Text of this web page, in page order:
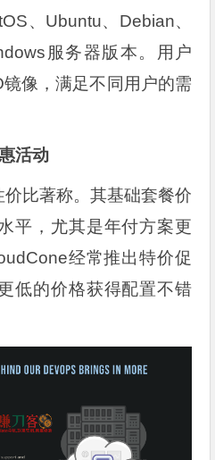
、Ubuntu、Debian、
服务器版本。用户
像，满足不同用户的需
活动
比著称。其基础套餐价
平，尤其是年付方案更
经常推出特价促
低的价格获得配置不错